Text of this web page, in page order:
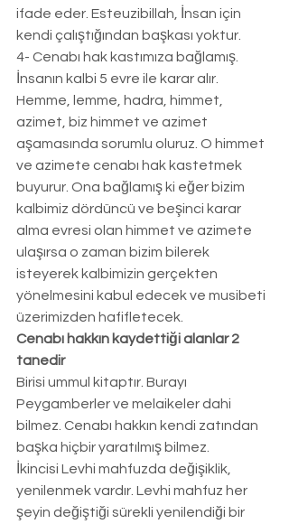
ifade eder. Esteuzibillah, İnsan için
kendi çalıştığından başkası yoktur.
4- Cenabı hak kastımıza bağlamış.
İnsanın kalbi 5 evre ile karar alır.
Hemme, lemme, hadra, himmet,
azimet, biz himmet ve azimet
aşamasında sorumlu oluruz. O himmet
ve azimete cenabı hak kastetmek
buyurur. Ona bağlamış ki eğer bizim
kalbimiz dördüncü ve beşinci karar
alma evresi olan himmet ve azimete
ulaşırsa o zaman bizim bilerek
isteyerek kalbimizin gerçekten
yönelmesini kabul edecek ve musibeti
üzerimizden hafifletecek.
Cenabı hakkın kaydettiği alanlar 2
tanedir
Birisi ummul kitaptır. Burayı
Peygamberler ve melaikeler dahi
bilmez. Cenabı hakkın kendi zatından
başka hiçbir yaratılmış bilmez.
İkincisi Levhi mahfuzda değişiklik,
yenilenmek vardır. Levhi mahfuz her
şeyin değiştiği sürekli yenilendiği bir